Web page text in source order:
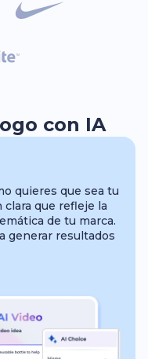
con IA
quieres que sea tu
que refleje la
de tu marca.
generar resultados